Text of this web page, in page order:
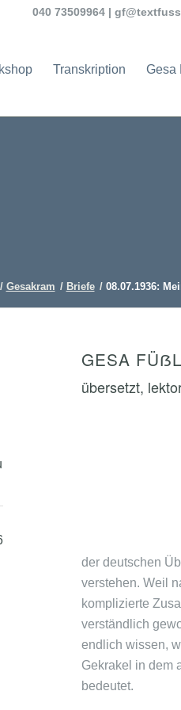
040 73509964 |
Transkription Gesa
/ Gesakram / Briefe / 08.07.1936:
GESA
übersetzt,
der deutschen
verstehen. Weil
komplizierte
verständlich
endlich wissen,
Gekrakel in dem
bedeutet.